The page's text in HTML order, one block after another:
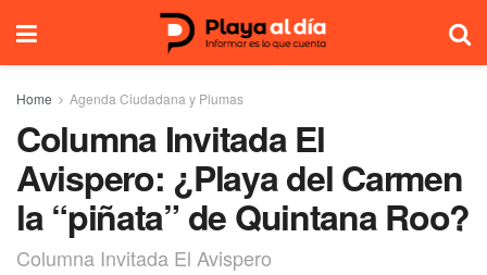
Home Agenda Ciudadana y Plumas
Columna Invitada El
Avispero: ¿Playa del Carmen
la “piñata” de Quintana Roo?
Columna Invitada El Avispero